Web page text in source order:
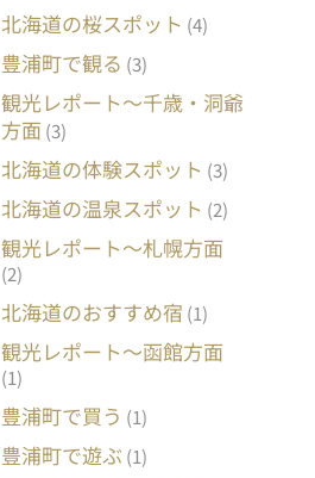
北海道の桜スポット (4)
豊浦町で観る (3)
観光レポート～千歳・洞爺
方面 (3)
北海道の体験スポット (3)
北海道の温泉スポット (2)
観光レポート～札幌方面
(2)
北海道のおすすめ宿 (1)
観光レポート～函館方面
(1)
豊浦町で買う (1)
豊浦町で遊ぶ (1)